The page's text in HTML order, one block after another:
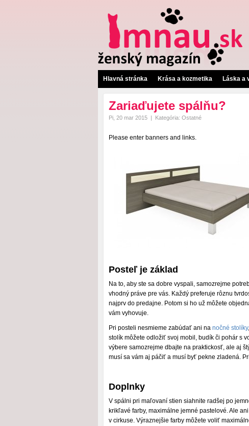
Hlavná stránka Krása a kozmetika Láska a
Zariaďujete spálňu?
Pi, 20 mar 2015 | Kategória: Ostatné
Please enter banners and links.
Posteľ je základ
Na to, aby ste sa dobre vyspali, samozrejme
vhodný práve pre vás. Každý preferuje rôznu
najprv do predajne. Potom si ho už môžete
vám vyhovuje.
Pri posteli nesmieme zabúdať ani na nočné stolíky
stolík môžete odložiť svoj mobil, budík či pohár s
výbere samozrejme dbajte na praktickosť, ale aj
musí sa vám aj páčiť a musí byť pekne zladená.
Doplnky
V spálni pri maľovaní stien siahnite radšej po
krikľavé farby, maximálne jemné pastelové. Ale
v cirkuse. Výraznejšie farby môžete voliť